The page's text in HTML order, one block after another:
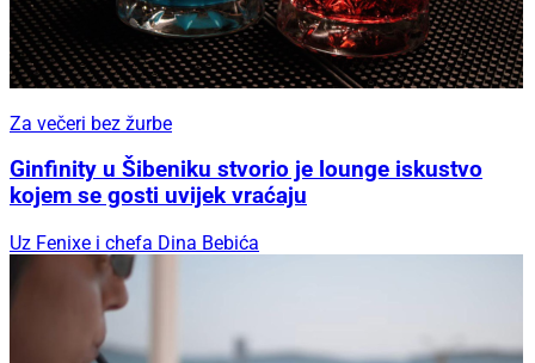
Za večeri bez žurbe
Ginfinity u Šibeniku stvorio je lounge iskustvo
kojem se gosti uvijek vraćaju
Uz Fenixe i chefa Dina Bebića